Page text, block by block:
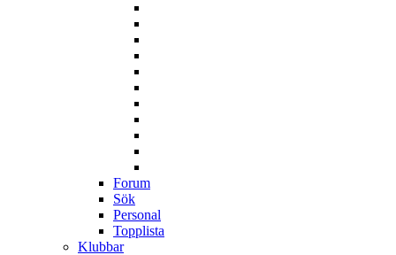
Forum
Sök
Personal
Topplista
Klubbar